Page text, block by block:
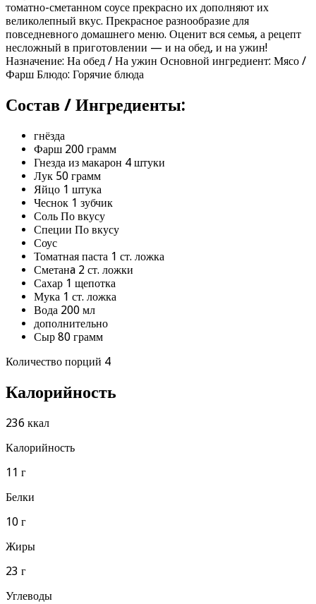
томатно-сметанном соусе прекрасно их дополняют их
великолепный вкус. Прекрасное разнообразие для
повседневного домашнего меню. Оценит вся семья, а рецепт
несложный в приготовлении — и на обед, и на ужин!
Назначение: На обед / На ужин Основной ингредиент: Мясо /
Фарш Блюдо: Горячие блюда
Состав / Ингредиенты:
гнёзда
Фарш 200 грамм
Гнезда из макарон 4 штуки
Лук 50 грамм
Яйцо 1 штука
Чеснок 1 зубчик
Соль По вкусу
Специи По вкусу
Соус
Томатная паста 1 ст. ложка
Сметанa 2 ст. ложки
Сахар 1 щепотка
Мука 1 ст. ложка
Вода 200 мл
дополнительно
Сыр 80 грамм
Количество порций 4
Калорийность
236 ккал
Калорийность
11 г
Белки
10 г
Жиры
23 г
Углеводы